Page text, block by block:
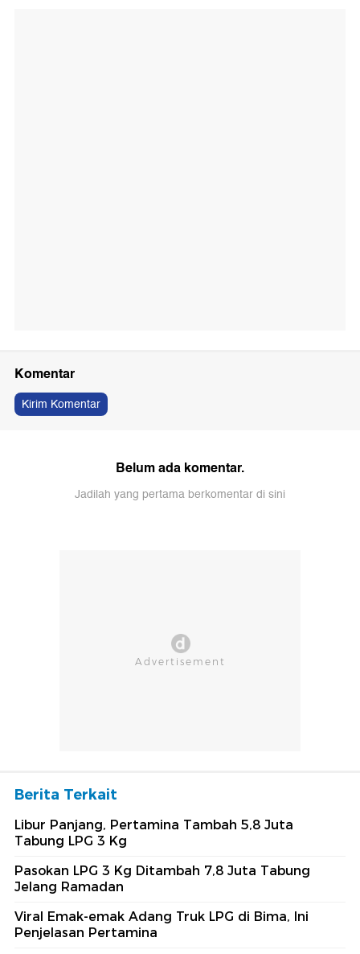
Komentar
Kirim Komentar
Belum ada komentar.
Jadilah yang pertama berkomentar di sini
Berita Terkait
Libur Panjang, Pertamina Tambah 5,8 Juta
Tabung LPG 3 Kg
Pasokan LPG 3 Kg Ditambah 7,8 Juta Tabung
Jelang Ramadan
Viral Emak-emak Adang Truk LPG di Bima, Ini
Penjelasan Pertamina